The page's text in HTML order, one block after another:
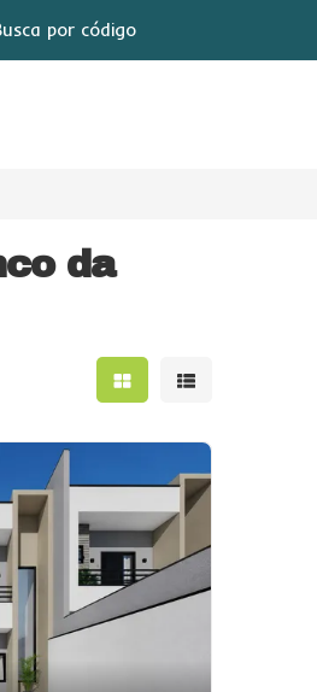
da
Mostrar resultados
Mostrar